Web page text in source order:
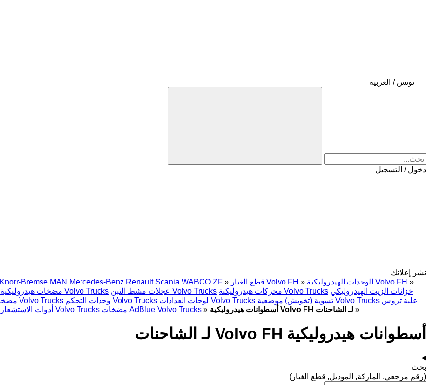
تونس / العربية
دخول / التسجيل
نشر إعلانك
Knorr-Bremse MAN Mercedes-Benz Renault Scania WABCO ZF » قطع الغيار Volvo FH » الوحدات الهيدروليكية Volvo FH »
مضخات هيدروليكية Volvo Trucks عجلات مشط التبن Volvo Trucks محركات هيدروليكية Volvo Trucks خزانات الزيت الهيدروليكي
مضخات مكبسية محورية Volvo Trucks وحدات التحكم Volvo Trucks لوحات العدادات Volvo Trucks تسوية (تخويش) موضعية Volvo Trucks علبة تروس
أدوات الاستشعار Volvo Trucks مضخات AdBlue Volvo Trucks » أسطوانات هيدروليكية Volvo FH لـ الشاحنات »
أسطوانات هيدروليكية Volvo FH لـ الشاحنات
بحث
(رقم مرجعي, الماركة, الموديل, قطع الغيار)